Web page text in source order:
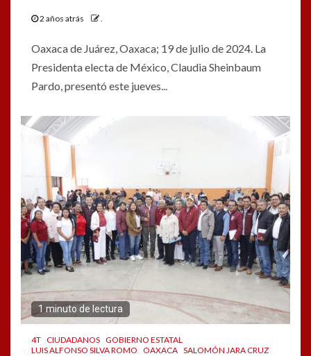
2 años atrás .
Oaxaca de Juárez, Oaxaca; 19 de julio de 2024. La
Presidenta electa de México, Claudia Sheinbaum
Pardo, presentó este jueves...
1 minuto de lectura
4T CIUDADANOS GOBIERNO ESTATAL
LUIS ALFONSO SILVA ROMO OAXACA SALOMÓN JARA CRUZ